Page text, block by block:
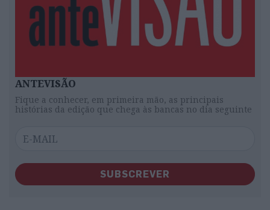
ANTEVISÃO
Fique a conhecer, em primeira mão, as principais
histórias da edição que chega às bancas no dia seguinte
SUBSCREVER